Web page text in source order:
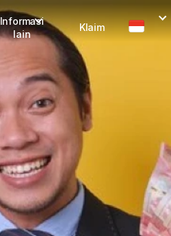
Informasi
lain
Dangerous Goods
Karantina
FAQ
Tentang kami
Karir
Klaim